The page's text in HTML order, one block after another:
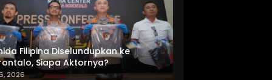
Filipina Diselundupkan ke
Siapa Aktornya?
2026